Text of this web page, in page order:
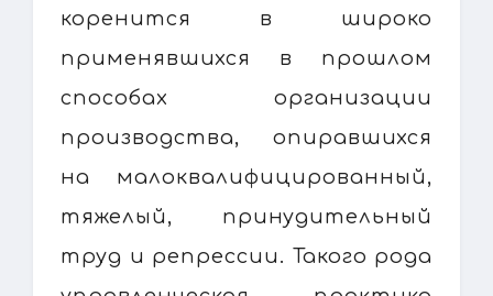
коренится в широко
применявшихся в прошлом
способах организации
производства, опиравшихся
на малоквалифицированный,
тяжелый, принудительный
труд и репрессии. Такого рода